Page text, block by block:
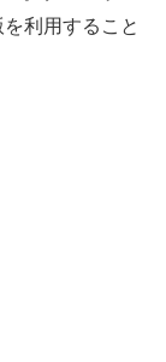
利用すること